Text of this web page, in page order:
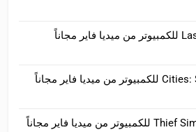
تحميل لعبة Last Epoch للكمبيوتر من ميديا فاير مجاناً
تحميل لعبة Cities: Skylines للكمبيوتر من ميديا فاير مجاناً
تحميل لعبة Thief Simulator 2 للكمبيوتر من ميديا فاير مجاناً